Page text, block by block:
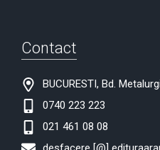
Contact
BUCURESTI, Bd.
0740 223 223
021 461 08 08